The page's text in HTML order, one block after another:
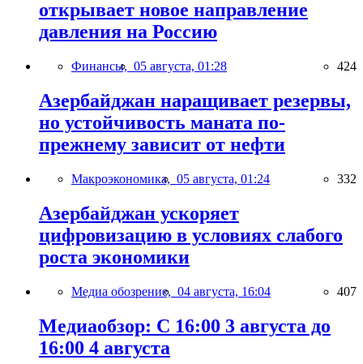
открывает новое направление
давления на Россию
Финансы, 05 августа, 01:28 424
Азербайджан наращивает резервы,
но устойчивость маната по-
прежнему зависит от нефти
Макроэкономика, 05 августа, 01:24 332
Азербайджан ускоряет
цифровизацию в условиях слабого
роста экономики
Медиа обозрение, 04 августа, 16:04 407
Медиаобзор: С 16:00 3 августа до
16:00 4 августа